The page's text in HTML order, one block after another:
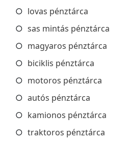
lovas pénztárca
sas mintás pénztárca
magyaros pénztárca
biciklis pénztárca
motoros pénztárca
autós pénztárca
kamionos pénztárca
traktoros pénztárca